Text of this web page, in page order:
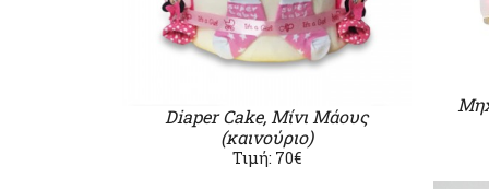
Diaper Cake, Μίνι Μάους
(καινούριο)
Τιμή: 70€